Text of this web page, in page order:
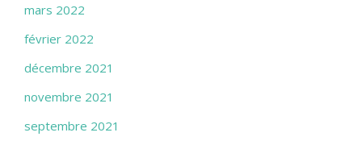
mars 2022
février 2022
décembre 2021
novembre 2021
septembre 2021